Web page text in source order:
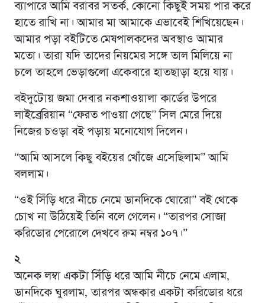
ব্যাপারে আমি বরাবর সতর্ক, কোনো কিছুই সময় পার করে
হাতে রাখি না। আমার মা আমাকে এভাবেই শিখিয়েছেন।
আমার পড়া বইটিতে মেষপালকদের অবস্থাও আমার
মতো। তারা যদি তাদের নিয়মের সঙ্গে তাল মিলিয়ে না
চলে তাহলে ভেড়াগুলো একেবারে হাতছাড়া হয়ে যায়।
বইদুটোয় জমা দেবার নকশাওয়ালা কার্ডের উপরে
লাইব্রেরিয়ান “ফেরত পাওয়া গেছে” সিল মেরে দিয়ে
নিজের চওড়া বই পড়ায় মনোযোগ দিলেন।
“আমি আসলে কিছু বইয়ের খোঁজে এসেছিলাম” আমি
বললাম।
“ওই সিঁড়ি ধরে নীচে নেমে ডানদিকে ঘোরো” বই থেকে
চোখ না উঠিয়েই তিনি বলে গেলেন। “তারপর সোজা
করিডোর পেরোলে দেখবে রুম নম্বর ১০৭।”
২
অনেক লম্বা একটা সিঁড়ি ধরে আমি নীচে নেমে এলাম,
ডানদিকে ঘুরলাম, তারপর অন্ধকার একটা করিডোর ধরে